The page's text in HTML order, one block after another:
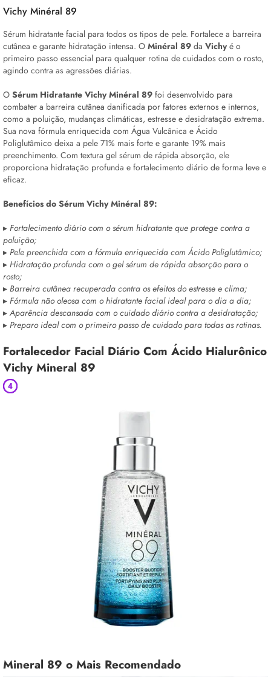
Vichy Minéral 89
Sérum hidratante facial para todos os tipos de pele. Fortalece a barreira
cutânea e garante hidratação intensa. O Minéral 89 da Vichyé o
primeiro passo essencial para qualquer rotina de cuidados com o rosto,
agindo contra as agressões diárias.
O Sérum Hidratante Vichy Minéral 89 foi desenvolvido para
combater a barreira cutânea danificada por fatores externos e internos,
como a poluição, mudanças climáticas, estresse e desidratação extrema.
Sua nova fórmula enriquecida com Água Vulcânica e Ácido
Poliglutâmico deixa a pele 71% mais forte e garante 19% mais
preenchimento. Com textura gel sérum de rápida absorção, ele
proporciona hidratação profunda e fortalecimento diário de forma leve e
eficaz.
Benefícios do Sérum Vichy Minéral 89:
▸ Fortalecimento diário com osérum hidratante que protege contra a
poluição;
▸ Pele preenchida com a fórmula enriquecida com Ácido Poliglutâmico;
▸ Hidratação profunda com o gelsérum de rápida absorção para o
rosto;
▸ Barreira cutânea recuperada contra os efeitos do estresse e clima;
▸ Fórmula não oleosa com o hidratante facial ideal para o dia a dia;
▸ Aparência descansada com o cuidado diário contra a desidratação;
▸ Preparo ideal com o primeiro passo de cuidado para todas as rotinas.